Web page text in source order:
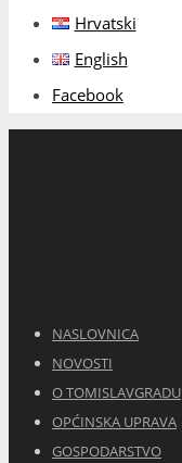
Hrvatski
English
Facebook
NASLOVNICA
NOVOSTI
O TOMISLAVGRADU
OPĆINSKA UPRAVA
GOSPODARSTVO